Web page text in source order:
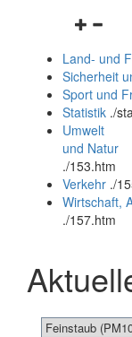
und
schließen
Land- und
Sicherheit
Sport und
Statistik ./
Umwelt
und Natur
./153.htm
Verkehr ./
Wirtschaft,
./157.htm